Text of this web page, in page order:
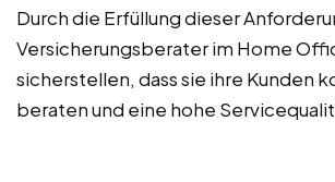
Durch die Erfüllung dieser
Versicherungsberater im Home
sicherstellen, dass sie ihre Kunden
beraten und eine hohe